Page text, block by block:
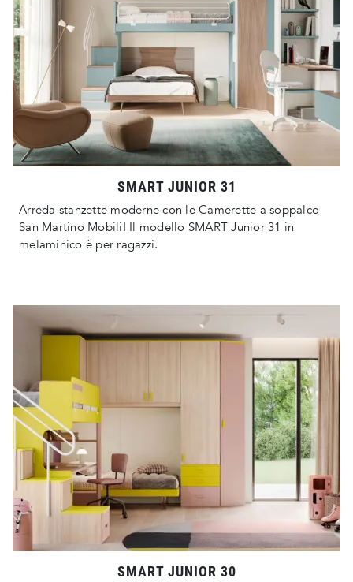
SMART JUNIOR 31
Arreda stanzette moderne con le Camerette a soppalco
San Martino Mobili! Il modello SMART Junior 31 in
melaminico è per ragazzi.
SMART JUNIOR 30